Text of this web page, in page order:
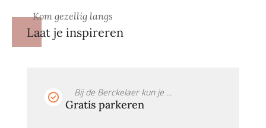
Kom gezellig langs
Laat je inspireren
Bij de Berckelaer kun je ...
Gratis parkeren